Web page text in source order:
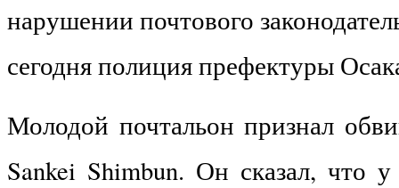
нарушении почтового
сегодня полиция префектуры
Молодой почтальон признал
Sankei Shimbun. Он сказал, что